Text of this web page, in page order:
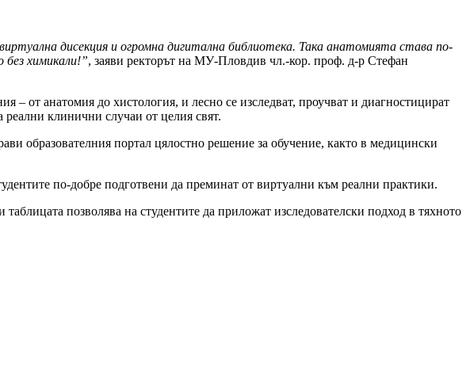
дисекция и огромна дигитална библиотека. Така анатомията става по-
химикали!”, заяви ректорът на МУ-Пловдив чл.-кор. проф. д-р Стефан
– от анатомия до хистология, и лесно се изследват, проучват и диагностицират
клинични случаи от целия свят.
образователния портал цялостно решение за обучение, както в медицински
по-добре подготвени да преминат от виртуални към реални практики.
позволява на студентите да приложат изследователски подход в тяхното